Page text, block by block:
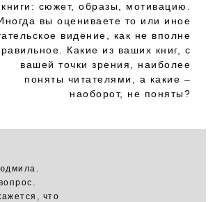
книги: сюжет, образы, мотивацию.
вы оцениваете то или иное
видение, как не вполне
Какие из ваших книг, с
вашей точки зрения, наиболее
поняты читателями, а какие –
наоборот, не поняты?
что